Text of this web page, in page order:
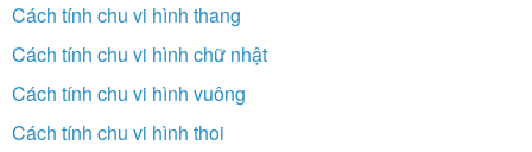
Cách tính chu vi hình thang
Cách tính chu vi hình chữ nhật
Cách tính chu vi hình vuông
Cách tính chu vi hình thoi